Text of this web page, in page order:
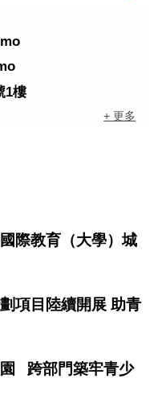
1樓
+ 更多
際教育（大學）城
項目陸續開展 助青
跨部門築牢青少